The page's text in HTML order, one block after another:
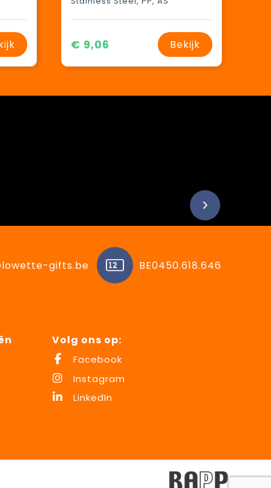
€ 9,06 Bekijk
gifts.be BE0450.618.646
Volg ons op:
Facebook
Instagram
LinkedIn